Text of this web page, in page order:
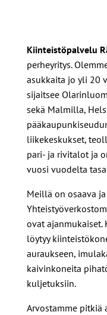
Kiinteistöpalvelu
perheyritys.
asukkaita jo yli 20
sijaitsee
sekä Malmilla,
liikekeskukset,
pari- ja rivitalot ja
vuosi vuodelta
Meillä on osaava
ovat ajanmukaiset.
löytyy
auraukseen,
kaivinkoneita
kuljetuksiin.
Arvostamme pitkiä